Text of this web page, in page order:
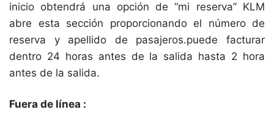
inicio obtendrá una opción de “mi reserva” KLM
abre esta sección proporcionando el número de
reserva y apellido de pasajeros.puede facturar
dentro 24 horas antes de la salida hasta 2 hora
antes de la salida.
Fuera de línea :